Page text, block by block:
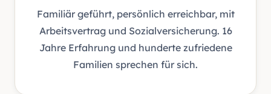
Familiär geführt, persönlich erreichbar, mit
Arbeitsvertrag und Sozialversicherung. 16
Jahre Erfahrung und hunderte zufriedene
Familien sprechen für sich.